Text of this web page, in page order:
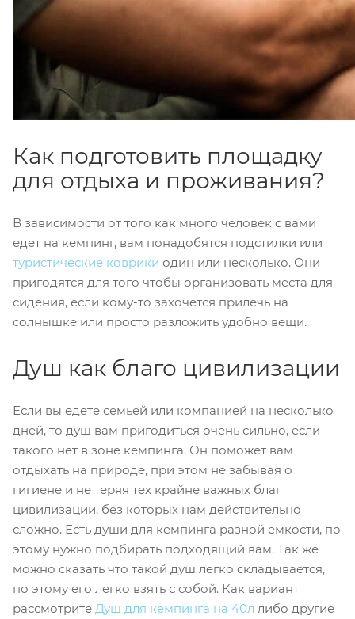
Как подготовить площадку
для отдыха и проживания?
В зависимости от того как много человек с вами
едет на кемпинг, вам понадобятся подстилки или
туристические коврики один или несколько. Они
пригодятся для того чтобы организовать места для
сидения, если кому-то захочется прилечь на
солнышке или просто разложить удобно вещи.
Душ как благо цивилизации
Если вы едете семьей или компанией на несколько
дней, то душ вам пригодиться очень сильно, если
такого нет в зоне кемпинга. Он поможет вам
отдыхать на природе, при этом не забывая о
гигиене и не теряя тех крайне важных благ
цивилизации, без которых нам действительно
сложно. Есть души для кемпинга разной емкости, по
этому нужно подбирать подходящий вам. Так же
можно сказать что такой душ легко складывается,
по этому его легко взять с собой. Как вариант
рассмотрите Душ для кемпинга на 40л либо другие